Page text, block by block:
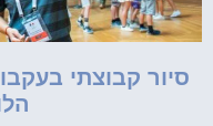
סיור קבוצתי